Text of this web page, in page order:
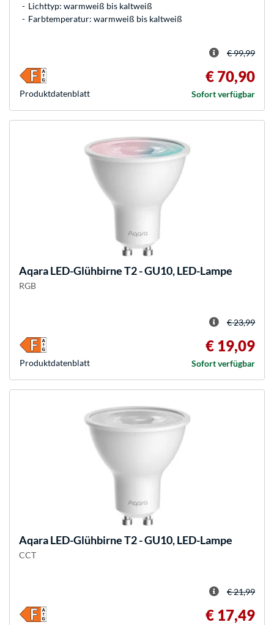
Lichttyp: warmweiß bis kaltweiß
Farbtemperatur: warmweiß bis kaltweiß
€ 99,99
€ 70,90
Sofort verfügbar
Produkt­datenblatt
AqaraLED-Glühbirne T2 - GU10, LED-Lampe
RGB
€ 23,99
€ 19,09
Sofort verfügbar
Produkt­datenblatt
AqaraLED-Glühbirne T2 - GU10, LED-Lampe
CCT
€ 21,99
€ 17,49